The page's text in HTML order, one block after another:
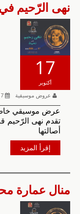
نهى الرّحيم
17
أكتوبر
عروض موسيقية
عرض موسيقي خاص
تقدم نهى الرّحيم
أصالتها
إقرأ المزيد
منال عمارة